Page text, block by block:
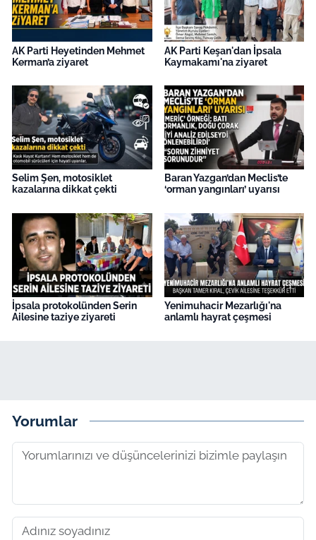
AK Parti Heyetinden Mehmet
Kerman’a ziyaret
AK Parti Keşan'dan İpsala
Kaymakamı'na ziyaret
Selim Şen, motosiklet
kazalarına dikkat çekti
Baran Yazgan’dan Meclis’te
‘orman yangınları’ uyarısı
İpsala protokolünden Serin
Ailesine taziye ziyareti
Yenimuhacir Mezarlığı'na
anlamlı hayrat çeşmesi
Yorumlar